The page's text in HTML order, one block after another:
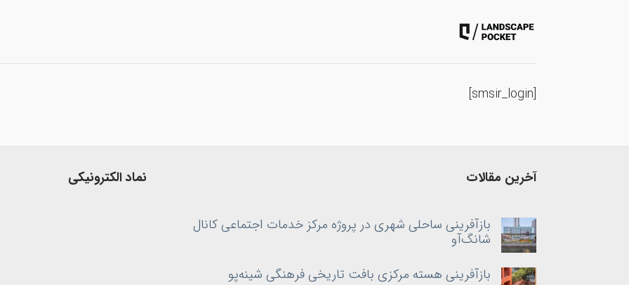
[smsir_login]
آخرین مقالات
بازآفرینی ساحلی شهری در پروژه مرکز خدمات اجتماعی کانال
شانگ‌آو
بازآفرینی هسته‌ مرکزی بافت تاریخی فرهنگی شینه‌پو
نماد الکترونیکی